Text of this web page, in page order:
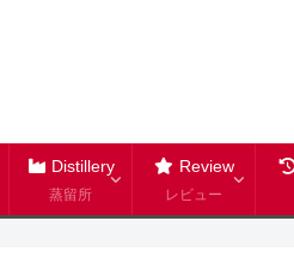
Distillery
蒸留所
Review
レビュー